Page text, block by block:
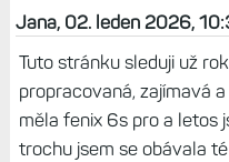
Jana, 02. leden 2026,
Tuto stránku sleduji už
propracovaná, zajímavá
měla fenix 6s pro a letos
trochu jsem se obávala